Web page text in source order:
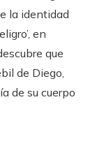
la identidad
en
que
de Diego,
de su cuerpo